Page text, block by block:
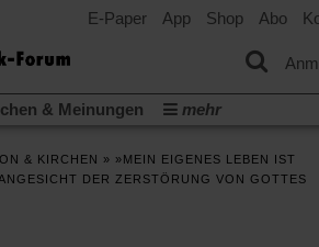
E-Paper App Shop Abo
& Meinungen
mehr
Rezensionen
Publik-Forum Archiv
& KIRCHEN » »MEIN EIGENES LEBEN IST
DER ZERSTÖRUNG VON GOTTES